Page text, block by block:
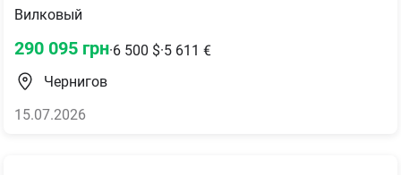
Вилковый
290 095 грн·6 500 $·5 611 €
Чернигов
15.07.2026